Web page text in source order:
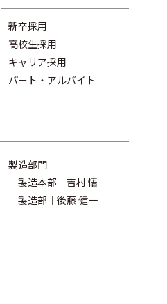
新卒採用
高校生採用
キャリア採用
パート・アルバイト
製造部門
製造本部｜吉村 悟
製造部｜後藤 健一